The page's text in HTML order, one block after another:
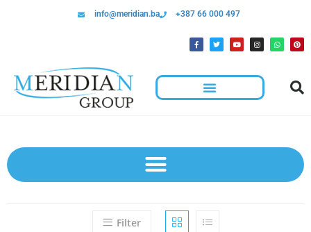
info@meridian.ba +387 66 000 497
Filter